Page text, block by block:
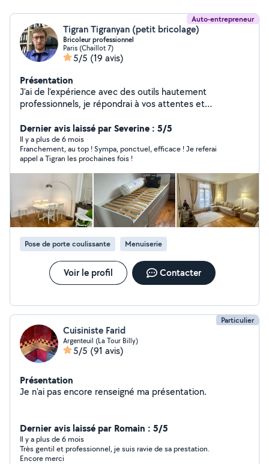
Auto-entrepreneur
Tigran Tigranyan (petit bricolage)
Bricoleur professionnel
Paris (Chaillot 7)
5/5 (19 avis)
Présentation
J'ai de l'expérience avec des outils hautement
professionnels, je répondrai à vos attentes et
abordables *Service rapide et fiable *Garantie de
satisfaction à 100%
Dernier avis laissé par Severine : 5/5
Il y a plus de 6 mois
Franchement, au top ! Sympa, ponctuel, efficace ! Je referai
appel a Tigran les prochaines fois !
Pose de porte coulissante Menuiserie
Voir le profil Contacter
Particulier
Cuisiniste Farid
Argenteuil (La Tour Billy)
5/5 (91 avis)
Présentation
Je n'ai pas encore renseigné ma présentation.
Dernier avis laissé par Romain : 5/5
Il y a plus de 6 mois
Très gentil et professionnel, je suis ravie de sa prestation.
Encore merci